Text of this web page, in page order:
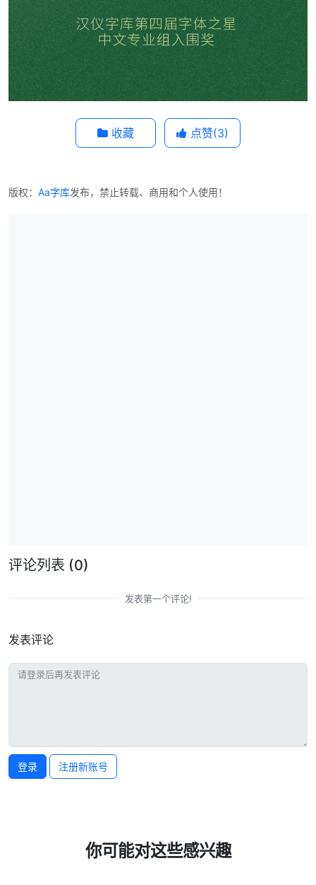
收藏 点赞(3)
版权： Aa字库发布，禁止转载、商用和个人使用！
评论列表 (0)
发表第一个评论!
发表评论
登录 注册新账号
你可能对这些感兴趣